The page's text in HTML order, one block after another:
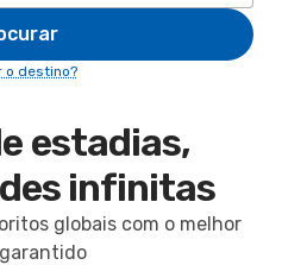
o destino?
estadias,
infinitas
globais com o melhor